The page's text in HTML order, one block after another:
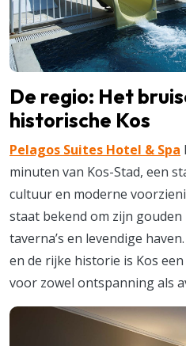
De regio: Het
historische Kos
Pelagos Suites Hotel & Spa
minuten van Kos-Stad, een
cultuur en moderne
staat bekend om zijn
taverna’s en levendige
en de rijke historie is Kos
voor zowel ontspanning als